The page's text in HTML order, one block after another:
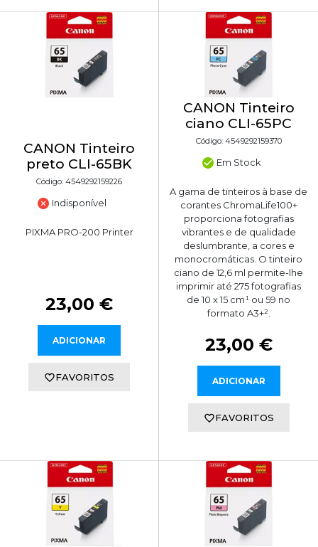
CANON Tinteiro
preto CLI-65BK
Código: 4549292159226
Indisponível
PIXMA PRO-200 Printer
23,00 €
ADICIONAR
FAVORITOS
CANON Tinteiro
ciano CLI-65PC
Código: 4549292159370
Em Stock
A gama de tinteiros à base de
corantes ChromaLife100+
proporciona fotografias
vibrantes e de qualidade
deslumbrante, a cores e
monocromáticas. O tinteiro
ciano de 12,6 ml permite-lhe
imprimir até 275 fotografias
de 10 x 15 cm¹ ou 59 no
formato A3+².
23,00 €
ADICIONAR
FAVORITOS